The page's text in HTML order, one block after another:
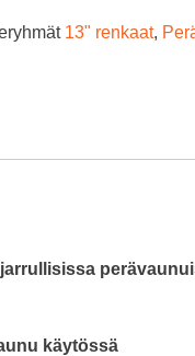
13" renkaat,
käytössä